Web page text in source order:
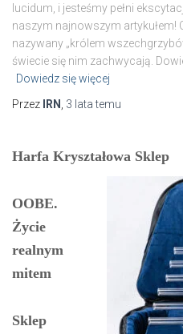
lucidum, i jesteśmy pełni
naszym najnowszym artykułem!
nazywany „królem
świecie się nim zachwycają.
Dowiedz się więcej
Przez
IRN 3 latatemu
Harfa Kryształowa Sklep
OOBE.
Życie
realnym
mitem
Sklep